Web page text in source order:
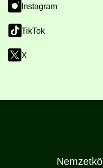
Instagram
TikTok
X